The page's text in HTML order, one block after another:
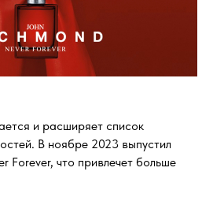
и расширяет список
В ноябре 2023 выпустил
Forever, что привлечет больше